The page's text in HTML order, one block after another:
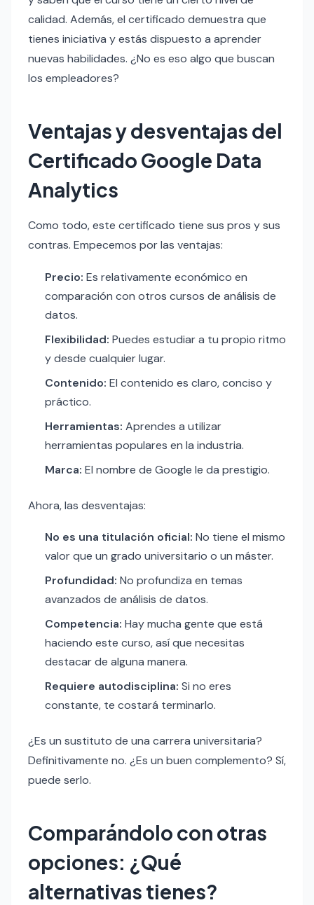
calidad. Además, el certificado demuestra que
tienes iniciativa y estás dispuesto a aprender
nuevas habilidades. ¿No es eso algo que buscan
los empleadores?
Ventajas y desventajas del
Certificado Google Data
Analytics
Como todo, este certificado tiene sus pros y sus
contras. Empecemos por las ventajas:
Precio: Es relativamente económico en
comparación con otros cursos de análisis de
datos.
Flexibilidad: Puedes estudiar a tu propio ritmo
y desde cualquier lugar.
Contenido: El contenido es claro, conciso y
práctico.
Herramientas: Aprendes a utilizar
herramientas populares en la industria.
Marca: El nombre de Google le da prestigio.
Ahora, las desventajas:
No es una titulación oficial: No tiene el mismo
valor que un grado universitario o un máster.
Profundidad: No profundiza en temas
avanzados de análisis de datos.
Competencia: Hay mucha gente que está
haciendo este curso, así que necesitas
destacar de alguna manera.
Requiere autodisciplina: Si no eres
constante, te costará terminarlo.
¿Es un sustituto de una carrera universitaria?
Definitivamente no. ¿Es un buen complemento? Sí,
puede serlo.
Comparándolo con otras
opciones: ¿Qué
alternativas tienes?